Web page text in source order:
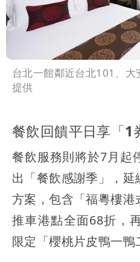
台北一館鄰近台北101、
提供
餐飲回饋平日享「1
餐飲服務則將於7月起
出「餐飲感謝季」，
方案，包含「福粵樓
推車港點全面68折，
限定「櫻桃片皮鴨一鴨